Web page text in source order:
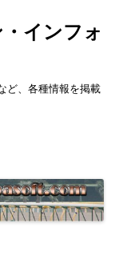
インフォ
ど、各種情報を掲載